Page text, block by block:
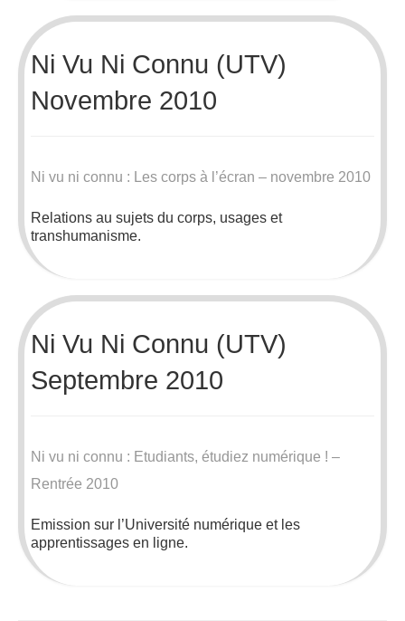
Ni Vu Ni Connu (UTV)
Novembre 2010
Ni vu ni connu : Les corps à l’écran – novembre 2010
Relations au sujets du corps, usages et
transhumanisme.
Ni Vu Ni Connu (UTV)
Septembre 2010
Ni vu ni connu : Etudiants, étudiez numérique ! –
Rentrée 2010
Emission sur l’Université numérique et les
apprentissages en ligne.